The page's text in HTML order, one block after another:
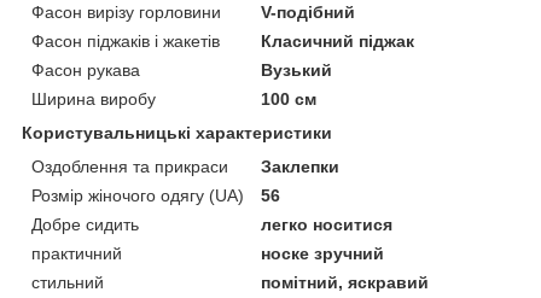
Фасон вирізу горловини
V-подібний
Фасон піджаків і жакетів
Класичний піджак
Фасон рукава
Вузький
Ширина виробу
100 см
Користувальницькі характеристики
Оздоблення та прикраси
Заклепки
Розмір жіночого одягу (UA)
56
Добре сидить
легко носитися
практичний
носке зручний
стильний
помітний, яскравий